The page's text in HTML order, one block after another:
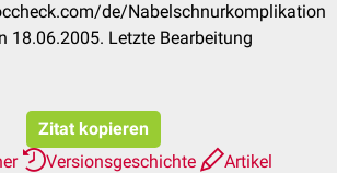
de/Nabelschnurkomplikation
18.06.2005. Letzte Bearbeitung
Zitat kopieren
Versionsgeschichte
Artikel